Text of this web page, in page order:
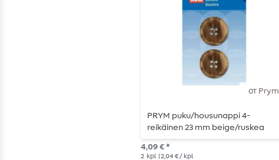
от Prym
PRYM puku/housunappi 4-
reikäinen 23 mm beige/ruskea
4,09 € *
2 kpl | 2,04 € / kpl